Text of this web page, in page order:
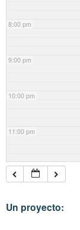
8:00 pm
9:00 pm
10:00 pm
11:00 pm
Un proyecto: